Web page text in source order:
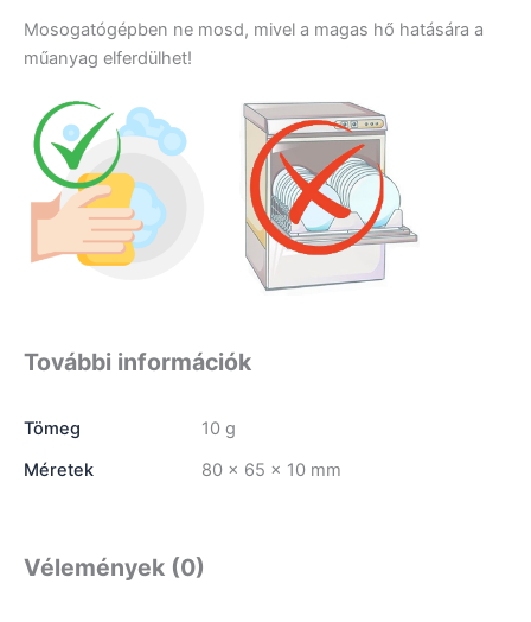
Mosogatógépben ne mosd, mivel a magas hő hatására a
műanyag elferdülhet!
További információk
Tömeg
10 g
Méretek
80 × 65 × 10 mm
Vélemények (0)